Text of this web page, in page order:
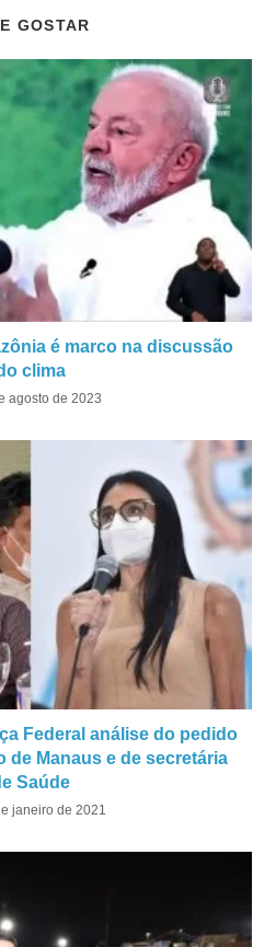
GOSTAR
é marco na discussão
clima
agosto de 2023
Federal análise do pedido
de Manaus e de secretária
Saúde
janeiro de 2021